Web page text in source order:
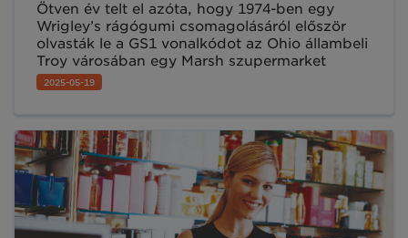
Ötven év telt el azóta, hogy 1974-ben egy
Wrigley’s rágógumi csomagolásáról először
olvasták le a GS1 vonalkódot az Ohio állambeli
Troy városában egy Marsh szupermarket
kasszájánál. Azóta a fekete-fehér csíkos
leolvasással segítik a gyorsabb,
biztonságosabb kereskedelmet.
2025-05-19